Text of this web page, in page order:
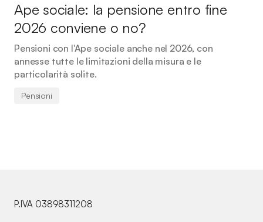
Ape sociale: la pensione entro fine
2026 conviene o no?
Pensioni con l'Ape sociale anche nel 2026, con
annesse tutte le limitazioni della misura e le
particolarità solite.
Pensioni
P.IVA 03898311208